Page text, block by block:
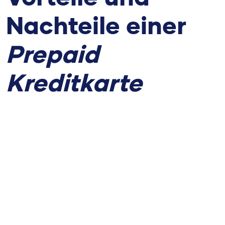
Nachteile einer
Prepaid
Kreditkarte